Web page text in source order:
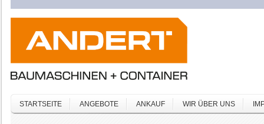
STARTSEITE ANGEBOTE ANKAUF WIR ÜBER UNS